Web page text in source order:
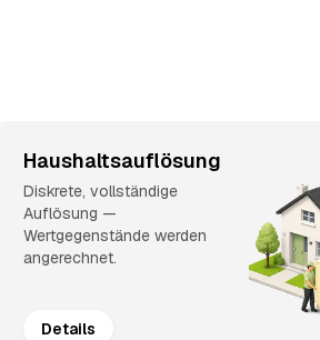
Haushaltsauflösung
Diskrete, vollständige
Auflösung —
Wertgegenstände werden
angerechnet.
Details